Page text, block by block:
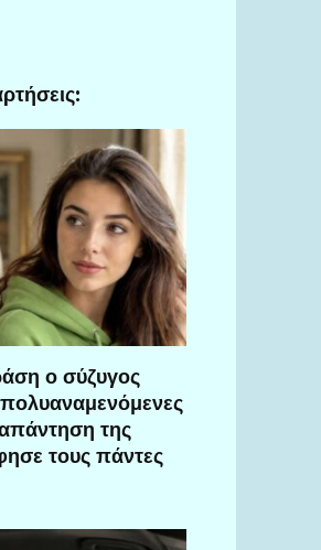
ο σύζυγος
πολυαναμενόμενες
της
τους πάντες